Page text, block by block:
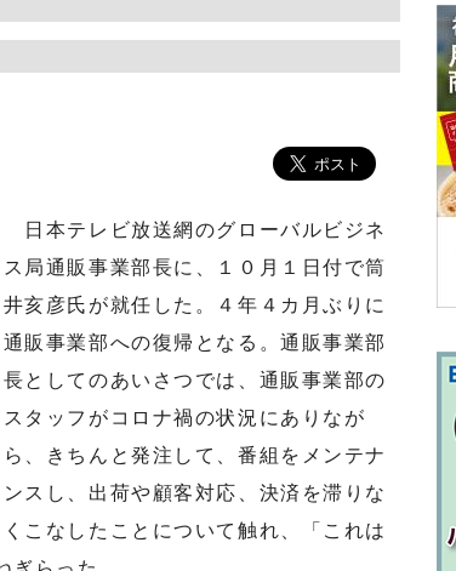
日本テレビ放送網のグローバルビジネ
ス局通販事業部長に、１０月１日付で筒
井亥彦氏が就任した。４年４カ月ぶりに
通販事業部への復帰となる。通販事業部
長としてのあいさつでは、通販事業部の
スタッフがコロナ禍の状況にありなが
ら、きちんと発注して、番組をメンテナ
ンスし、出荷や顧客対応、決済を滞りな
くこなしたことについて触れ、「これは